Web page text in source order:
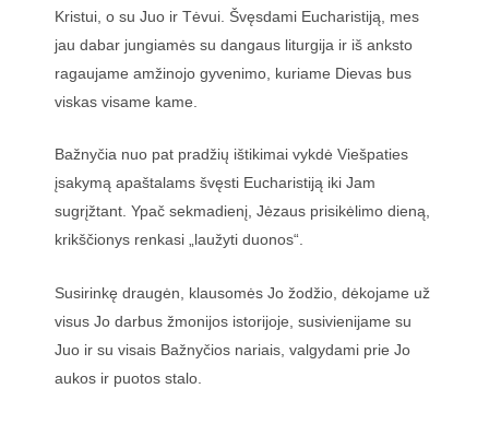
Kristui, o su Juo ir Tėvui. Švęsdami Eucharistiją, mes
jau dabar jungiamės su dangaus liturgija ir iš anksto
ragaujame amžinojo gyvenimo, kuriame Dievas bus
viskas visame kame.
Bažnyčia nuo pat pradžių ištikimai vykdė Viešpaties
įsakymą apaštalams švęsti Eucharistiją iki Jam
sugrįžtant. Ypač sekmadienį, Jėzaus prisikėlimo dieną,
krikščionys renkasi „laužyti duonos“.
Susirinkę draugėn, klausomės Jo žodžio, dėkojame už
visus Jo darbus žmonijos istorijoje, susivienijame su
Juo ir su visais Bažnyčios nariais, valgydami prie Jo
aukos ir puotos stalo.